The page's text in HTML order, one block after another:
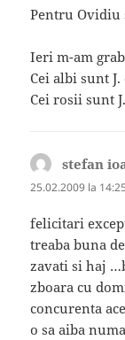
Pentru Ovidiu
Ieri m-am
Cei albi sunt
Cei rosii sunt
stefan
25.02.2009 la 14:25
felicitari
treaba buna
zavati si haj
zboara cu
concurenta
o sa aiba